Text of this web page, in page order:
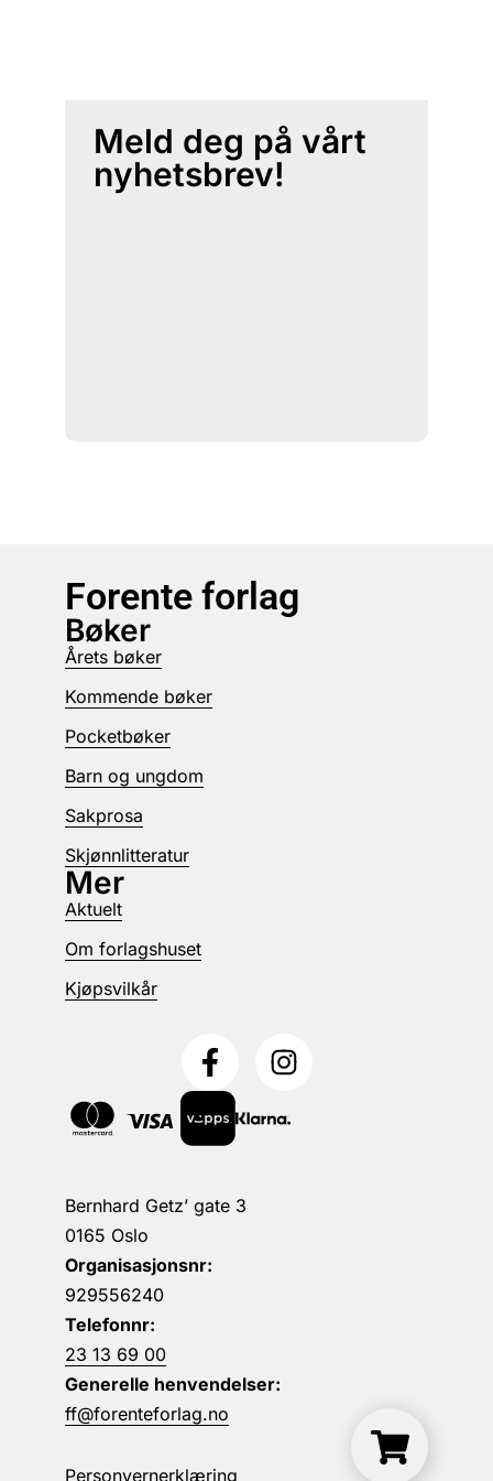
Meld deg på vårt
nyhetsbrev!
Forente forlag
Bernhard Getz’ gate 3
0165 Oslo
Organisasjonsnr:
929556240
Telefonnr:
23 13 69 00
Generelle henvendelser:
ff@forenteforlag.no
Personvernerklæring
Bøker
Årets bøker
Kommende bøker
Pocketbøker
Barn og ungdom
Sakprosa
Skjønnlitteratur
Mer
Aktuelt
Om forlagshuset
Kjøpsvilkår